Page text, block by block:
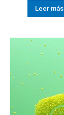
Leer más